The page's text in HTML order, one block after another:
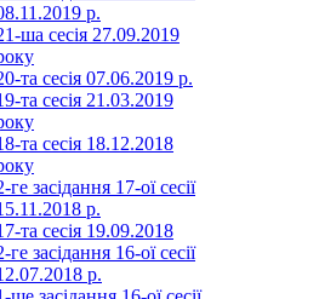
р.
ша сесія 27.09.2019
та сесія 07.06.2019 р.
та сесія 21.03.2019
та сесія 18.12.2018
ге засідання 17-ої сесії
р.
та сесія 19.09.2018
ге засідання 16-ої сесії
р.